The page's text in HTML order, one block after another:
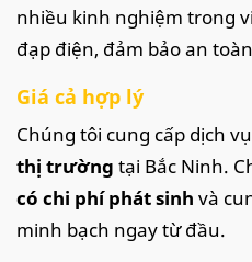
nhiều kinh nghiệm trong
đạp điện, đảm bảo an
Giá cả hợp lý
Chúng tôi cung cấp dịch
thị trường tại Bắc Ninh.
có chi phí phát sinh và
minh bạch ngay từ đầu.